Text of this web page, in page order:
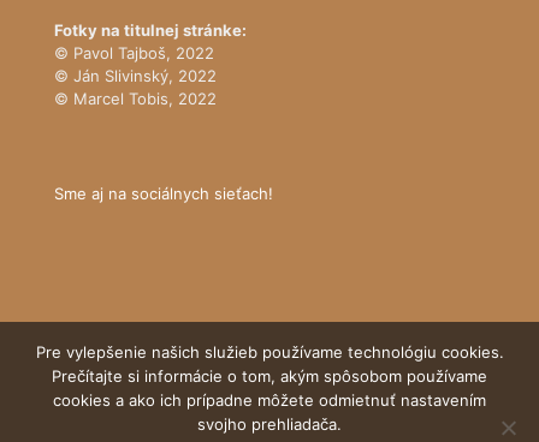
Fotky na titulnej stránke:
© Pavol Tajboš, 2022
© Ján Slivinský, 2022
© Marcel Tobis, 2022
Sme aj na sociálnych sieťach!
© Tatranský národný park
Pre vylepšenie našich služieb používame technológiu cookies.
Prečítajte si informácie o tom, akým spôsobom používame
cookies a ako ich prípadne môžete odmietnuť nastavením
svojho prehliadača.